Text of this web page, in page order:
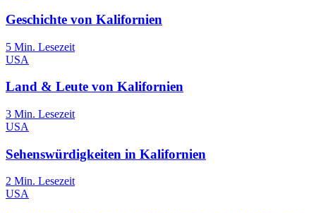
Geschichte von Kalifornien
5 Min. Lesezeit
USA
Land & Leute von Kalifornien
3 Min. Lesezeit
USA
Sehenswürdigkeiten in Kalifornien
2 Min. Lesezeit
USA